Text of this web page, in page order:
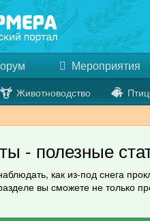
Животноводство
Мероприятия
- полезные
как из-под снега
вы сможете не только